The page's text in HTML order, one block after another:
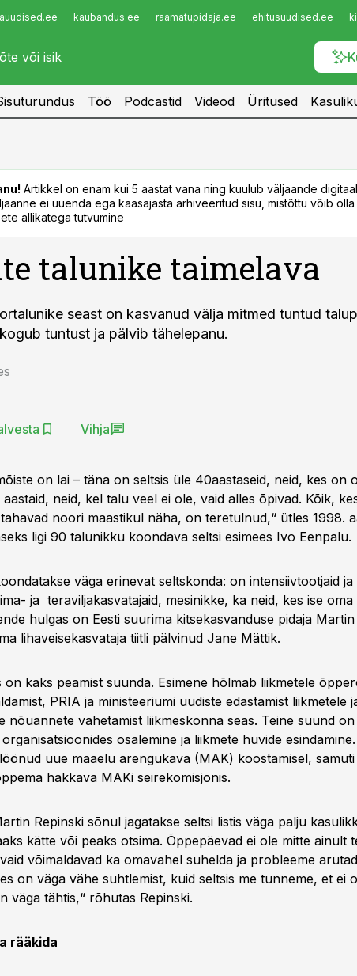
kaubandus.ee raamatupidaja.ee ehitusuudised.ee
Infopank
Töö Podcastid Videod Üritused
Artikkel on enam kui 5 aastat vana ning kuulub väljaande
ei uuenda ega kaasajasta arhiveeritud sisu, mistõttu võib olla
allikatega tutvumine
talunike taimelava
seast on kasvanud välja mitmed tuntud
tuntust ja pälvib tähelepanu.
Vihja
on lai – täna on seltsis üle 40aastaseid, neid, kes on
neid, kel talu veel ei ole, vaid alles õpivad. Kõik,
noori maastikul näha, on teretulnud,“ ütles 1998.
ligi 90 talunikku koondava seltsi esimees Ivo Eenpalu.
väga erinevat seltskonda: on intensiivtootjaid ja
ja teraviljakasvatajaid, mesinikke, ka neid, kes ise
hulgas on Eesti suurima kitsekasvanduse pidaja
lihaveisekasvataja tiitli pälvinud Jane Mättik.
on kaks peamist suunda. Esimene hõlmab liikmetele
PRIA ja ministeeriumi uudiste edastamist liikmetele
nõuannete vahetamist liikmeskonna seas. Teine suund on
osalemine ja liikmete huvide
uue maaelu arengukava (MAK) koostamisel,
hakkava MAKi seirekomisjonis.
Repinski sõnul jagatakse seltsi listis väga palju
kätte või peaks otsima. Õppepäevad ei ole mitte ainult
võimaldavad ka omavahel suhelda ja probleeme
on väga vähe suhtlemist, kuid seltsis me tunneme, et ei
väga tähtis,“ rõhutas Repinski.
rääkida